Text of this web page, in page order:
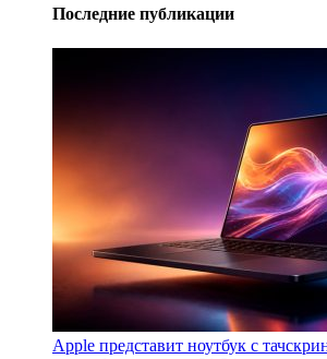
Последние публикации
Apple представит ноутбук с